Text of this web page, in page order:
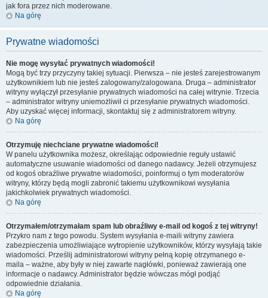
jak fora przez nich moderowane.
Na górę
Prywatne wiadomości
Nie mogę wysyłać prywatnych wiadomości!
Mogą być trzy przyczyny takiej sytuacji. Pierwsza – nie jesteś zarejestrowanym
użytkownikiem lub nie jesteś zalogowany/zalogowana. Druga – administrator
witryny wyłączył przesyłanie prywatnych wiadomości na całej witrynie. Trzecia
– administrator witryny uniemożliwił ci przesyłanie prywatnych wiadomości.
Aby uzyskać więcej informacji, skontaktuj się z administratorem witryny.
Na górę
Otrzymuję niechciane prywatne wiadomości!
W panelu użytkownika możesz, określając odpowiednie reguły ustawić
automatyczne usuwanie wiadomości od danego nadawcy. Jeżeli otrzymujesz
od kogoś obraźliwe prywatne wiadomości, poinformuj o tym moderatorów
witryny, którzy będą mogli zabronić takiemu użytkownikowi wysyłania
jakichkolwiek prywatnych wiadomości.
Na górę
Otrzymałem/otrzymałam spam lub obraźliwy e-mail od kogoś z tej witryny!
Przykro nam z tego powodu. System wysyłania e-maili witryny zawiera
zabezpieczenia umożliwiające wytropienie użytkowników, którzy wysyłają takie
wiadomości. Prześlij administratorowi witryny pełną kopię otrzymanego e-
maila – ważne, aby były w niej zawarte nagłówki, ponieważ zawierają one
informacje o nadawcy. Administrator będzie wówczas mógł podjąć
odpowiednie działania.
Na górę